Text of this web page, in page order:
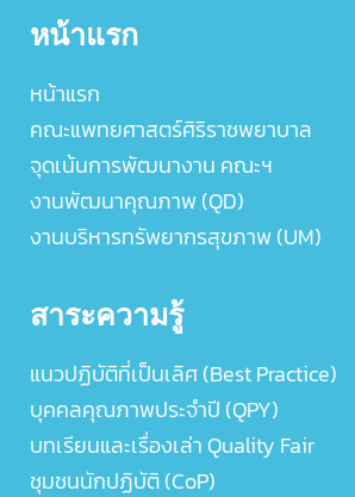
หน้าแรก
หน้าแรก
คณะแพทยศาสตร์ศิริราชพยาบาล
จุดเน้นการพัฒนางาน คณะฯ
งานพัฒนาคุณภาพ (QD)
งานบริหารทรัพยากรสุขภาพ (UM)
สาระความรู้
แนวปฏิบัติที่เป็นเลิศ (Best Practice)
บุคคลคุณภาพประจำปี (QPY)
บทเรียนและเรื่องเล่า Quality Fair
ชุมชนนักปฏิบัติ (CoP)